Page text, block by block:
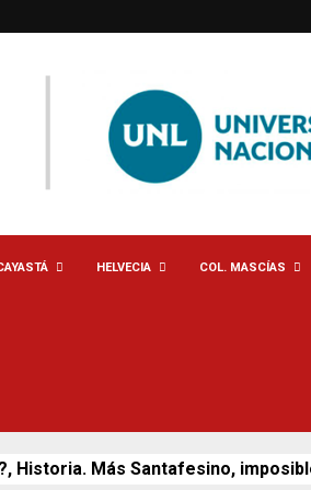
HELVECIA COL. MASCÍAS
Historia. Más Santafesino,